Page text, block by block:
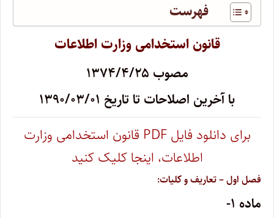
فهرست
قانون استخدامی وزارت اطلاعات
مصوب ۱۳۷۴/۴/۲۵
با آخرین اصلاحات تا تاریخ ۱۳۹۰/۰۳/۰۱
برای دانلود فایل PDF‌ ‌قانون استخدامی وزارت
اطلاعات، اینجا کلیک کنید
‌فصل اول – تعاریف و کلیات:
‌ماده ۱-